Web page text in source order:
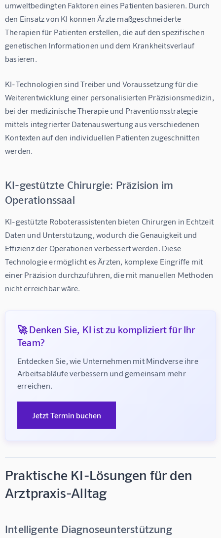
umweltbedingten Faktoren eines Patienten basieren. Durch
den Einsatz von KI können Ärzte maßgeschneiderte
Therapien für Patienten erstellen, die auf den spezifischen
genetischen Informationen und dem Krankheitsverlauf
basieren.
KI-Technologien sind Treiber und Voraussetzung für die
Weiterentwicklung einer personalisierten Präzisionsmedizin,
bei der medizinische Therapie und Präventionsstrategie
mittels integrierter Datenauswertung aus verschiedenen
Kontexten auf den individuellen Patienten zugeschnitten
werden.
KI-gestützte Chirurgie: Präzision im
Operationssaal
KI-gestützte Roboterassistenten bieten Chirurgen in Echtzeit
Daten und Unterstützung, wodurch die Genauigkeit und
Effizienz der Operationen verbessert werden. Diese
Technologie ermöglicht es Ärzten, komplexe Eingriffe mit
einer Präzision durchzuführen, die mit manuellen Methoden
nicht erreichbar wäre.
🚀 Denken Sie, KI ist zu kompliziert für Ihr
Team?
Entdecken Sie, wie Unternehmen mit Mindverse ihre
Arbeitsabläufe verbessern und gemeinsam mehr
erreichen.
Jetzt Termin buchen
Praktische KI-Lösungen für den
Arztpraxis-Alltag
Intelligente Diagnoseunterstützung